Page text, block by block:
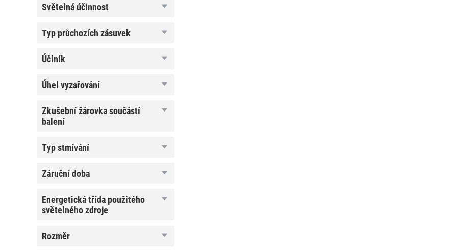
světelná
světelná účinnost
typ
průchozích
typ průchozích zásuvek
účiník
účiník
úhel
vyzařování
úhel vyzařování
zkušební
žárovka
součástí
zkušební žárovka součástí
balení
typ
stmívání
typ stmívání
záruční
záruční doba
energetická
třída
použitého
energetická třída použitého
světelného zdroje
rozměr
rozměr